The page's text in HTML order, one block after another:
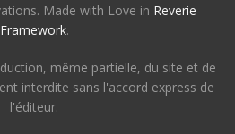
Made with Love in Reverie
Framework.
même partielle, du site et de
interdite sans l'accord express de
l'éditeur.